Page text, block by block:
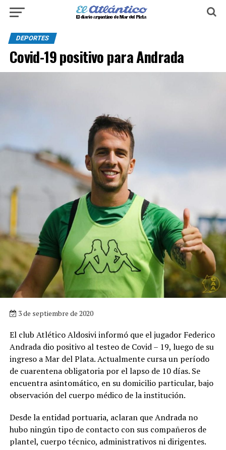
DEPORTES
Covid-19 positivo para Andrada
3 de septiembre de 2020
El club Atlético Aldosivi informó que el jugador Federico
Andrada dio positivo al testeo de Covid – 19, luego de su
ingreso a Mar del Plata. Actualmente cursa un período
de cuarentena obligatoria por el lapso de 10 días. Se
encuentra asintomático, en su domicilio particular, bajo
observación del cuerpo médico de la institución.
Desde la entidad portuaria, aclaran que Andrada no
hubo ningún tipo de contacto con sus compañeros de
plantel, cuerpo técnico, administrativos ni dirigentes.